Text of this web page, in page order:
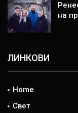
на
ЛИНКОВИ
Home
Свет